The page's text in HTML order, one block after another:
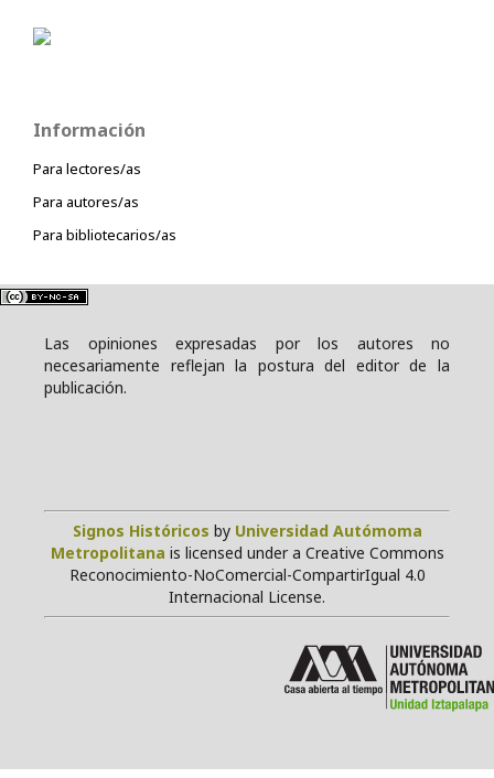
Información
Para lectores/as
Para autores/as
Para bibliotecarios/as
Las opiniones expresadas por los autores no
necesariamente reflejan la postura del editor de la
publicación.
Signos Históricos by Universidad Autómoma
Metropolitana is licensed under a Creative Commons
Reconocimiento-NoComercial-CompartirIgual 4.0
Internacional License.